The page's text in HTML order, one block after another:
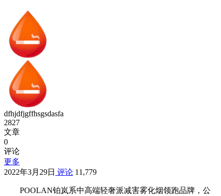
dfhjdfjgffhsgsdasfa
2827
文章
0
评论
更多
2022年3月29日 评论 11,779
POOLAN铂岚系中高端轻奢派减害雾化烟领跑品牌，公